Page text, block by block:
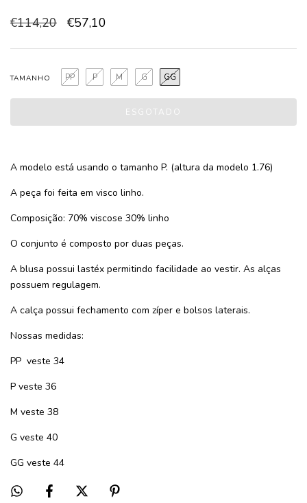
€114,20 €57,10
TAMANHO GG
G
M
P
PP
A modelo está usando o tamanho P. (altura da modelo 1.76)
A peça foi feita em visco linho.
Composição: 70% viscose 30% linho
O conjunto é composto por duas peças.
A blusa possui lastéx permitindo facilidade ao vestir. As alças
possuem regulagem.
A calça possui fechamento com zíper e bolsos laterais.
Nossas medidas:
PP veste 34
P veste 36
M veste 38
G veste 40
GG veste 44